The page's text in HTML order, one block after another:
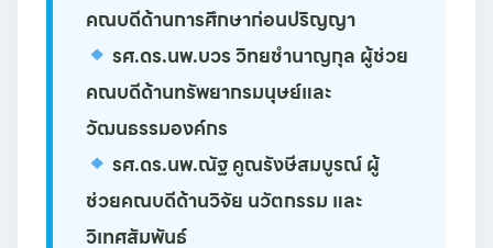
คณบดีด้านการศึกษาก่อนปริญญา
รศ.ดร.นพ.บวร วิทยชำนาญกุล ผู้ช่วย
คณบดีด้านทรัพยากรมนุษย์และ
วัฒนธรรมองค์กร
รศ.ดร.นพ.ณัฐ คูณรังษีสมบูรณ์ผู้
ช่วยคณบดีด้านวิจัย นวัตกรรม และ
วิเทศสัมพันธ์